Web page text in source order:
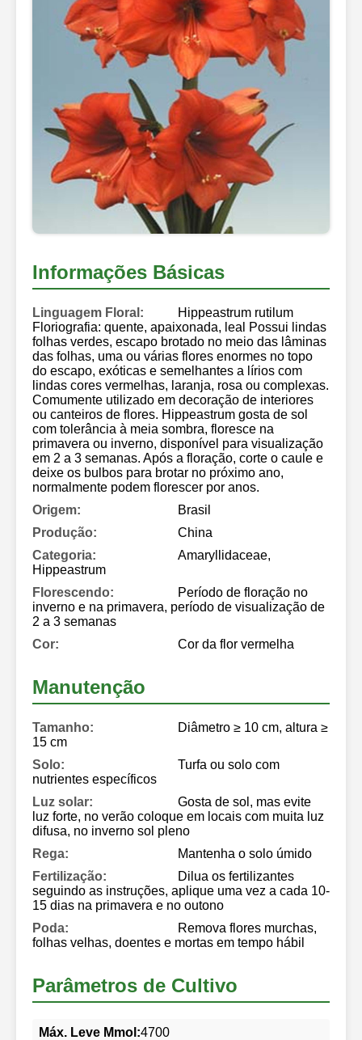
Informações Básicas
Linguagem Floral:
Hippeastrum rutilum
Floriografia: quente, apaixonada, leal Possui lindas
folhas verdes, escapo brotado no meio das lâminas
das folhas, uma ou várias flores enormes no topo
do escapo, exóticas e semelhantes a lírios com
lindas cores vermelhas, laranja, rosa ou complexas.
Comumente utilizado em decoração de interiores
ou canteiros de flores. Hippeastrum gosta de sol
com tolerância à meia sombra, floresce na
primavera ou inverno, disponível para visualização
em 2 a 3 semanas. Após a floração, corte o caule e
deixe os bulbos para brotar no próximo ano,
normalmente podem florescer por anos.
Origem:
Brasil
Produção:
China
Categoria:
Amaryllidaceae,
Hippeastrum
Florescendo:
Período de floração no
inverno e na primavera, período de visualização de
2 a 3 semanas
Cor:
Cor da flor vermelha
Manutenção
Tamanho:
Diâmetro ≥ 10 cm, altura ≥
15 cm
Solo:
Turfa ou solo com
nutrientes específicos
Luz solar:
Gosta de sol, mas evite
luz forte, no verão coloque em locais com muita luz
difusa, no inverno sol pleno
Rega:
Mantenha o solo úmido
Fertilização:
Dilua os fertilizantes
seguindo as instruções, aplique uma vez a cada 10-
15 dias na primavera e no outono
Poda:
Remova flores murchas,
folhas velhas, doentes e mortas em tempo hábil
Parâmetros de Cultivo
Máx. Leve Mmol:4700